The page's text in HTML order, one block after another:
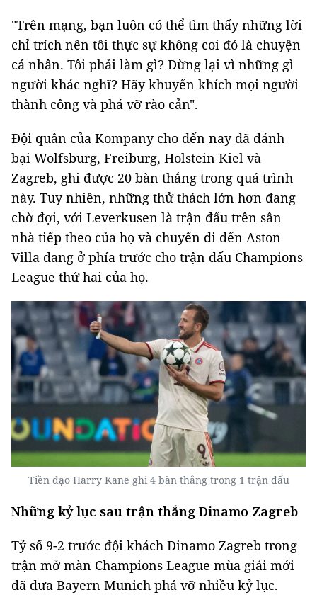
"Trên mạng, bạn luôn có thể tìm thấy những lời
chỉ trích nên tôi thực sự không coi đó là chuyện
cá nhân. Tôi phải làm gì? Dừng lại vì những gì
người khác nghĩ? Hãy khuyến khích mọi người
thành công và phá vỡ rào cản".
Đội quân của Kompany cho đến nay đã đánh
bại Wolfsburg, Freiburg, Holstein Kiel và
Zagreb, ghi được 20 bàn thắng trong quá trình
này. Tuy nhiên, những thử thách lớn hơn đang
chờ đợi, với Leverkusen là trận đấu trên sân
nhà tiếp theo của họ và chuyến đi đến Aston
Villa đang ở phía trước cho trận đấu Champions
League thứ hai của họ.
Tiền đạo Harry Kane ghi 4 bàn thắng trong 1 trận đấu
Những kỷ lục sau trận thắng Dinamo Zagreb
Tỷ số 9-2 trước đội khách Dinamo Zagreb trong
trận mở màn Champions League mùa giải mới
đã đưa Bayern Munich phá vỡ nhiều kỷ lục.